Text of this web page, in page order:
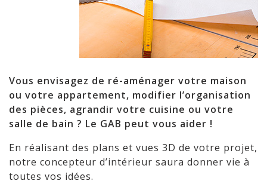
Vous envisagez de ré-aménager votre maison
ou votre appartement, modifier l’organisation
des pièces, agrandir votre cuisine ou votre
salle de bain ? Le GAB peut vous aider !
En réalisant des plans et vues 3D de votre projet,
notre concepteur d’intérieur saura donner vie à
toutes vos idées.